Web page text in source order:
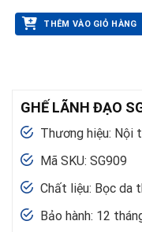
THÊM VÀO GIỎ HÀNG
GHẾ LÃNH ĐẠO
Thương hiệu: Nội
Mã SKU: SG909
Chất liệu: Bọc da
Bảo hành: 12